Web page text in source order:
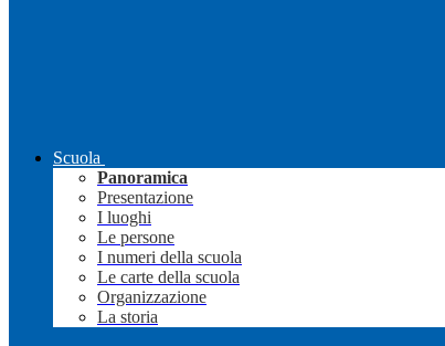
Scuola
Panoramica
Presentazione
I luoghi
Le persone
I numeri della scuola
Le carte della scuola
Organizzazione
La storia